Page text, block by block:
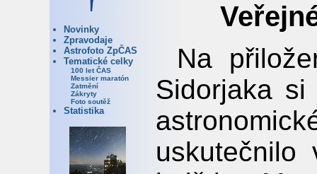
Novinky
Zpravodaje
Astrofoto ZpČAS
Tematické celky
100 let ČAS
Messier maratón
Zatmění
Zákryty
Foto soutěž
Statistika
Na
Sidorjaka si